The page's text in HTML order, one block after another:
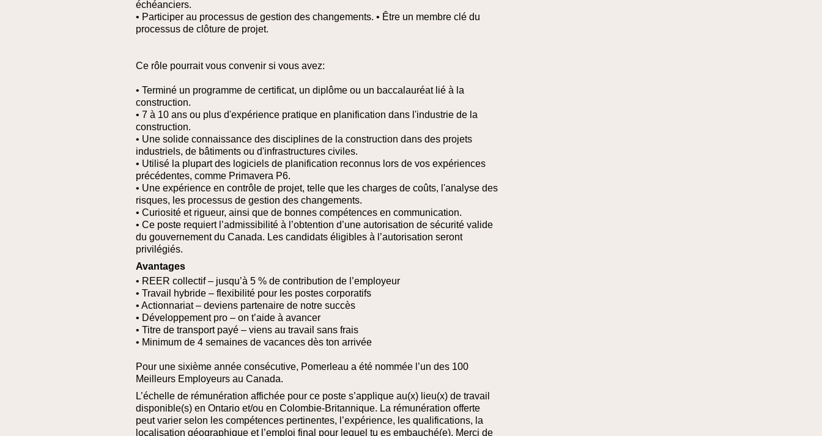
échéanciers.
• Participer au processus de gestion des changements. • Être un membre clé du
processus de clôture de projet.
Ce rôle pourrait vous convenir si vous avez:
• Terminé un programme de certificat, un diplôme ou un baccalauréat lié à la
construction.
• 7 à 10 ans ou plus d'expérience pratique en planification dans l'industrie de la
construction.
• Une solide connaissance des disciplines de la construction dans des projets
industriels, de bâtiments ou d'infrastructures civiles.
• Utilisé la plupart des logiciels de planification reconnus lors de vos expériences
précédentes, comme Primavera P6.
• Une expérience en contrôle de projet, telle que les charges de coûts, l'analyse des
risques, les processus de gestion des changements.
• Curiosité et rigueur, ainsi que de bonnes compétences en communication.
• Ce poste requiert l’admissibilité à l’obtention d’une autorisation de sécurité valide
du gouvernement du Canada. Les candidats éligibles à l’autorisation seront
privilégiés.
Avantages
• REER collectif – jusqu’à 5 % de contribution de l’employeur
• Travail hybride – flexibilité pour les postes corporatifs
• Actionnariat – deviens partenaire de notre succès
• Développement pro – on t’aide à avancer
• Titre de transport payé – viens au travail sans frais
• Minimum de 4 semaines de vacances dès ton arrivée
Pour une sixième année consécutive, Pomerleau a été nommée l’un des 100
Meilleurs Employeurs au Canada.
L’échelle de rémunération affichée pour ce poste s’applique au(x) lieu(x) de travail
disponible(s) en Ontario et/ou en Colombie‑Britannique. La rémunération offerte
peut varier selon les compétences pertinentes, l’expérience, les qualifications, la
localisation géographique et l’emploi final pour lequel tu es embauché(e). Merci de